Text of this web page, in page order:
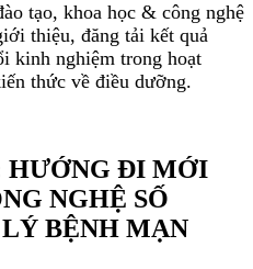
tạo, khoa học & công nghệ
thiệu, đăng tải kết quả
kinh nghiệm trong hoạt
thức về điều dưỡng.
HƯỚNG ĐI MỚI
NGHỆ SỐ
BỆNH MẠN